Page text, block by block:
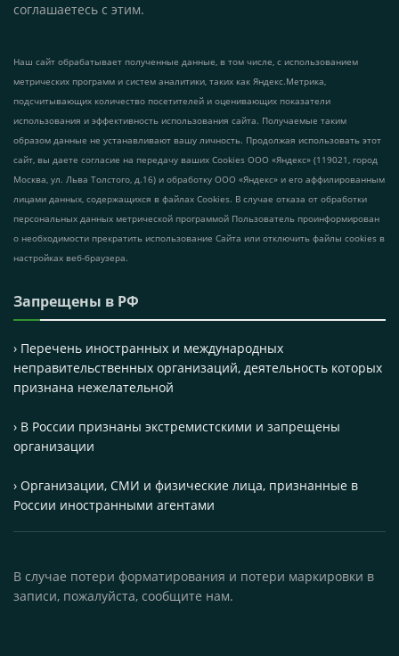
соглашаетесь с этим.
Наш сайт обрабатывает полученные данные, в том числе, с использованием
метрических программ и систем аналитики, таких как Яндекс.Метрика,
подсчитывающих количество посетителей и оценивающих показатели
использования и эффективность использования сайта. Получаемые таким
образом данные не устанавливают вашу личность. Продолжая использовать этот
сайт, вы даете согласие на передачу ваших Cookies ООО «Яндекс» (119021, город
Москва, ул. Льва Толстого, д.16) и обработку ООО «Яндекс» и его аффилированным
лицами данных, содержащихся в файлах Cookies. В случае отказа от обработки
персональных данных метрической программой Пользователь проинформирован
о необходимости прекратить использование Сайта или отключить файлы cookies в
настройках веб-браузера.
Запрещены в РФ
› Перечень иностранных и международных
неправительственных организаций, деятельность которых
признана нежелательной
› В России признаны экстремистскими и запрещены
организации
› Организации, СМИ и физические лица, признанные в
России иностранными агентами
В случае потери форматирования и потери маркировки в
записи, пожалуйста, сообщите нам.